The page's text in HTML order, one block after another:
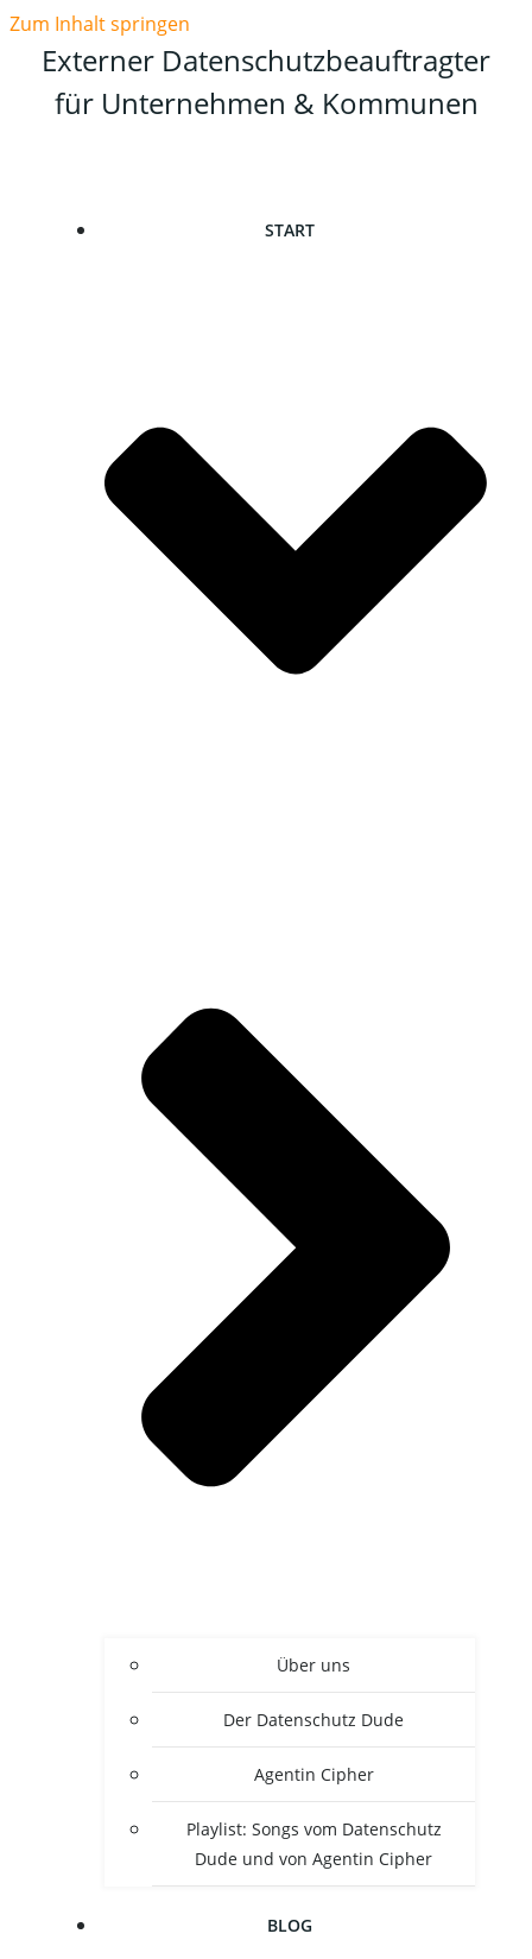
Zum Inhalt springen
Externer Datenschutzbeauftragter
für Unternehmen & Kommunen
START
Über uns
Der Daten­schutz Dude
Agen­tin Cipher
Play­list: Songs vom Daten­schutz
Dude und von Agen­tin Cipher
BLOG